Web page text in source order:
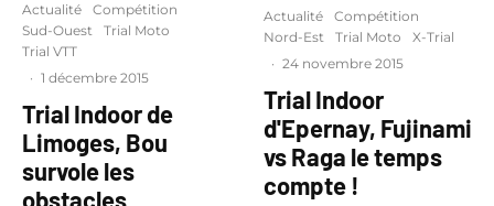
Actualité
Compétition
Sud-Ouest
Trial Moto
Trial VTT
· 1 décembre 2015
Trial Indoor de
Limoges, Bou
survole les
obstacles
Actualité
Compétition
Nord-Est
Trial Moto
X-Trial
· 24 novembre 2015
Trial Indoor
d'Epernay, Fujinami
vs Raga le temps
compte !